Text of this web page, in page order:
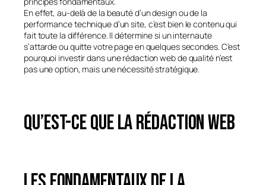
En effet, au-delà de la beauté d’un design ou de la
performance technique d’un site, c’est bien le contenu qui
fait toute la différence. Il détermine si un internaute
s’attarde ou quitte votre page en quelques secondes. C’est
pourquoi investir dans une rédaction web de qualité n’est
pas une option, mais une nécessité stratégique.
Qu’est-ce que la rédaction web